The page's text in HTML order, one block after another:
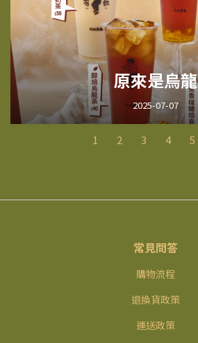
原來是烏龍
2025-07-07
1 2 3 4 5
常見問答
購物流程
退換貨政策
運送政策